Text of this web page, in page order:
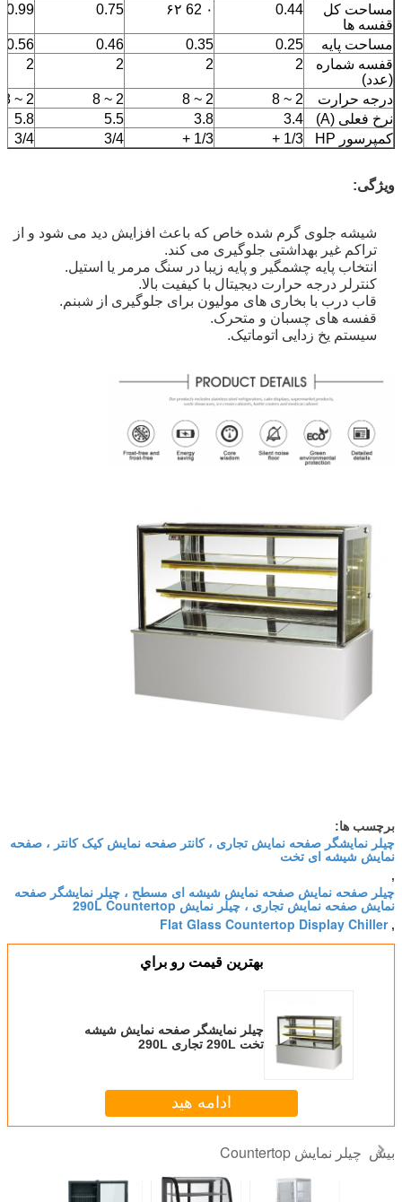
مساحت کل
قفسه ها
0.44 ۰ 62 ۶۲ 0.75
0.99
مساحت پایه 0.25
0.35
0.46
0.56
قفسه شماره
(عدد)
2
2
2
2
درجه حرارت 2 ~ 8
2 ~ 8
2 ~ 8
2 ~ 8
نرخ فعلی (A)
3.4
3.8
5.5
5.8
کمپرسور HP
1/3 +
1/3 +
3/4
3/4
ویژگی:
شیشه جلوی گرم شده خاص که باعث افزایش دید می شود و از
تراکم غیر بهداشتی جلوگیری می کند.
انتخاب پایه چشمگیر و پایه زیبا در سنگ مرمر یا استیل.
کنترلر درجه حرارت دیجیتال با کیفیت بالا.
قاب درب با بخاری های مولیون برای جلوگیری از شبنم.
قفسه های چسبان و متحرک.
سیستم یخ زدایی اتوماتیک.
برچسب ها:
چیلر نمایشگر صفحه نمایش تجاری ، کانتر صفحه نمایش کیک کانتر ، صفحه
نمایش شیشه ای تخت
,
چیلر صفحه نمایش صفحه نمایش شیشه ای مسطح ، چیلر نمایشگر صفحه
نمایش صفحه نمایش تجاری ، چیلر نمایش 290L Countertop
,
Flat Glass Countertop Display Chiller
بهترين قيمت رو براي
چیلر نمایشگر صفحه نمایش شیشه
تخت 290L تجاری 290L
ادامه هید
بیش چیلر نمایش Countertop